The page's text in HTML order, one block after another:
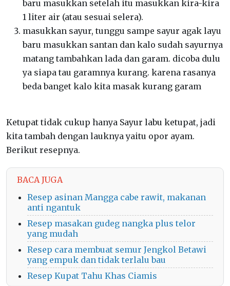
baru masukkan setelah itu masukkan kira-kira
1 liter air (atau sesuai selera).
masukkan sayur, tunggu sampe sayur agak layu
baru masukkan santan dan kalo sudah sayurnya
matang tambahkan lada dan garam. dicoba dulu
ya siapa tau garamnya kurang. karena rasanya
beda banget kalo kita masak kurang garam
Ketupat tidak cukup hanya Sayur labu ketupat, jadi
kita tambah dengan lauknya yaitu opor ayam.
Berikut resepnya.
BACA JUGA
Resep asinan Mangga cabe rawit, makanan
anti ngantuk
Resep masakan gudeg nangka plus telor
yang mudah
Resep cara membuat semur Jengkol Betawi
yang empuk dan tidak terlalu bau
Resep Kupat Tahu Khas Ciamis